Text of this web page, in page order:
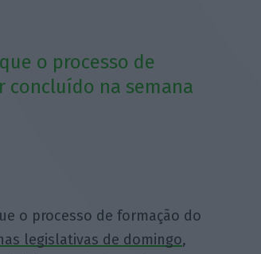
o processo de
concluído na semana
o processo de formação do
legislativas de domingo,